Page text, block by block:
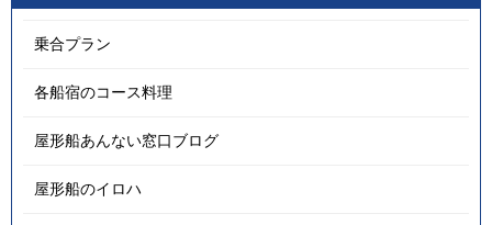
乗合プラン
各船宿のコース料理
屋形船あんない窓口ブログ
屋形船のイロハ